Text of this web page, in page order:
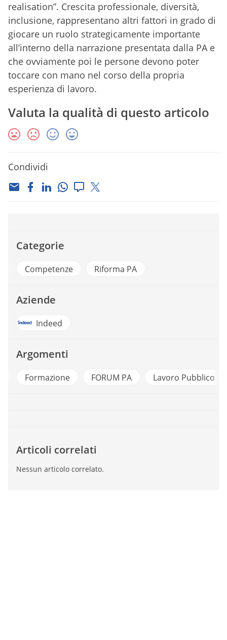
realisation”. Crescita professionale, diversità,
inclusione, rappresentano altri fattori in grado di
giocare un ruolo strategicamente importante
all’interno della narrazione presentata dalla PA e
che ovviamente poi le persone devono poter
toccare con mano nel corso della propria
esperienza di lavoro.
Valuta la qualità di questo articolo
Condividi
Categorie
Competenze Riforma PA
Aziende
Indeed
Argomenti
Formazione FORUM PA Lavoro Pubblico
Articoli correlati
Nessun articolo correlato.